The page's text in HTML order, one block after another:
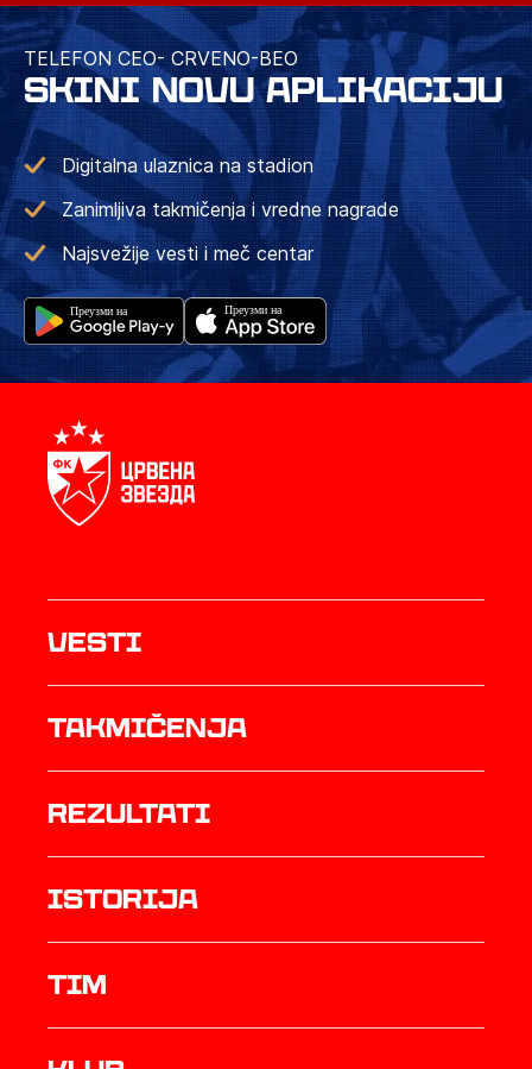
TELEFON CEO- CRVENO-BEO
SKINI NOVU APLIKACIJU
Digitalna ulaznica na stadion
Zanimljiva takmičenja i vredne nagrade
Najsvežije vesti i meč centar
Vesti
Takmičenja
rezultati
istorija
TIM